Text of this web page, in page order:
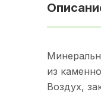
из
Воздух,